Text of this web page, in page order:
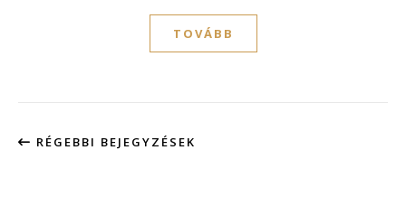
TOVÁBB
RÉGEBBI BEJEGYZÉSEK